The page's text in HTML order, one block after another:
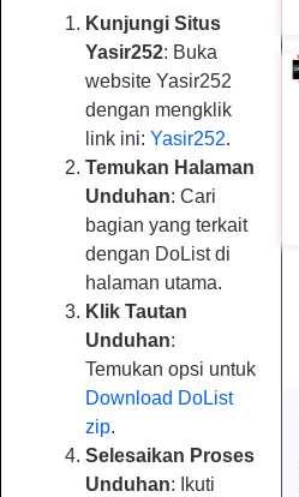
Kunjungi Situs
Yasir252: Buka
website Yasir252
dengan mengklik
link ini: Yasir252.
Temukan Halaman
Unduhan: Cari
bagian yang terkait
dengan DoList di
halaman utama.
Klik Tautan
Unduhan:
Temukan opsi untuk
Download DoList
zip.
Selesaikan Proses
Unduhan: Ikuti